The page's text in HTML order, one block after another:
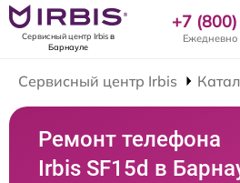
Сервисный центр Irbisв
Барнауле
+7
Сервисный центр Irbis
Ремонт телефона
Irbis SF15d в